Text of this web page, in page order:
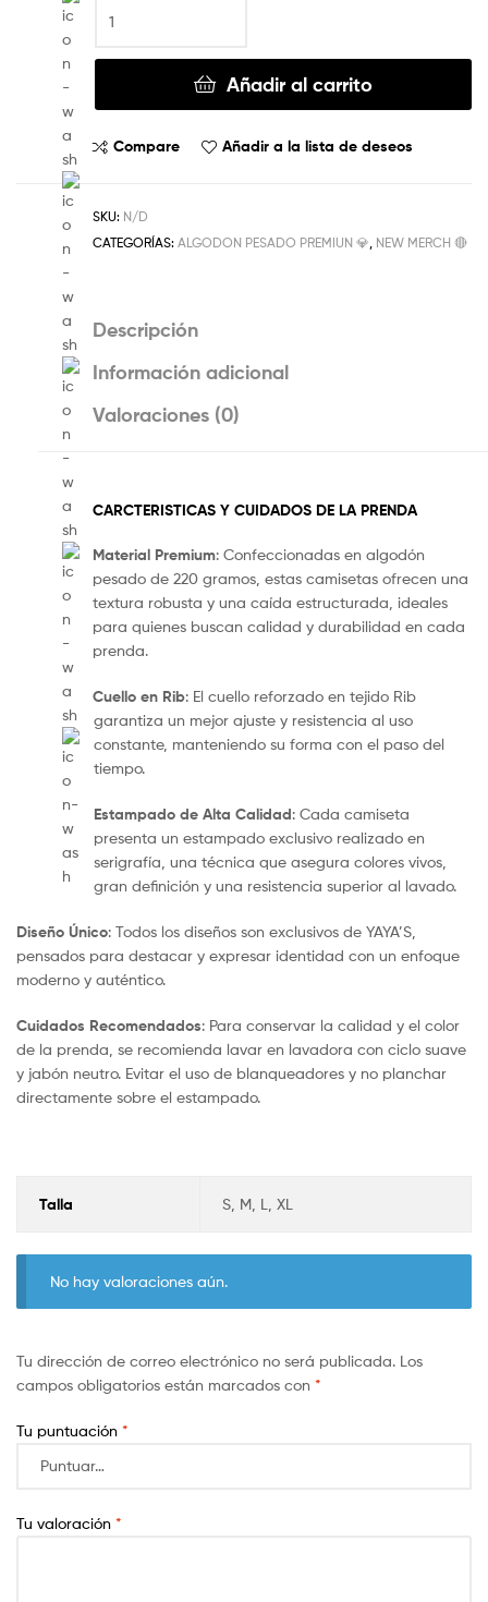
Añadir al carrito
Compare Añadir a la lista de deseos
SKU: N/D
CATEGORÍAS: ALGODON PESADO PREMIUN 💎 NEW MERCH 🔴
Descripción
Información adicional
Valoraciones (0)
CARCTERISTICAS Y CUIDADOS DE LA PRENDA
Material Premium: Confeccionadas en algodón
pesado de 220 gramos, estas camisetas ofrecen una
textura robusta y una caída estructurada, ideales
para quienes buscan calidad y durabilidad en cada
prenda.
Cuello en Rib: El cuello reforzado en tejido Rib
garantiza un mejor ajuste y resistencia al uso
constante, manteniendo su forma con el paso del
tiempo.
Estampado de Alta Calidad: Cada camiseta
presenta un estampado exclusivo realizado en
serigrafía, una técnica que asegura colores vivos,
gran definición y una resistencia superior al lavado.
Diseño Único: Todos los diseños son exclusivos de YAYA’S,
pensados para destacar y expresar identidad con un enfoque
moderno y auténtico.
Cuidados Recomendados: Para conservar la calidad y el color
de la prenda, se recomienda lavar en lavadora con ciclo suave
y jabón neutro. Evitar el uso de blanqueadores y no planchar
directamente sobre el estampado.
Talla S, M, L, XL
No hay valoraciones aún.
Tu dirección de correo electrónico no será publicada. Los
campos obligatorios están marcados con *
Tu puntuación *
Tu valoración *